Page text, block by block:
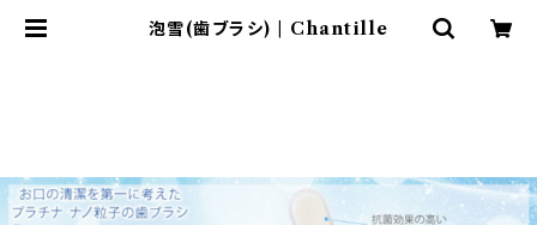
泡雪(歯ブラシ) | Chantille